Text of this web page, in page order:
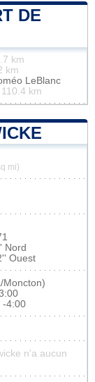
DE
km
km
LeBlanc
110.4 km
mi)
Nord
Ouest
Moncton)
-4:00
n'a aucun